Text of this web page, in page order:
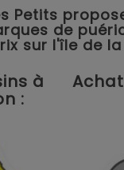
Petits
de
sur l'île de la
à
: